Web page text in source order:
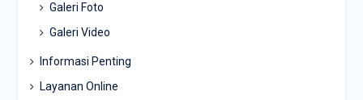
Galeri Foto
Galeri Video
Informasi Penting
Layanan Online